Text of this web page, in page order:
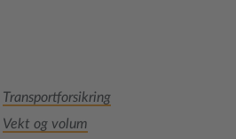
Transportforsikring
Vekt og volum